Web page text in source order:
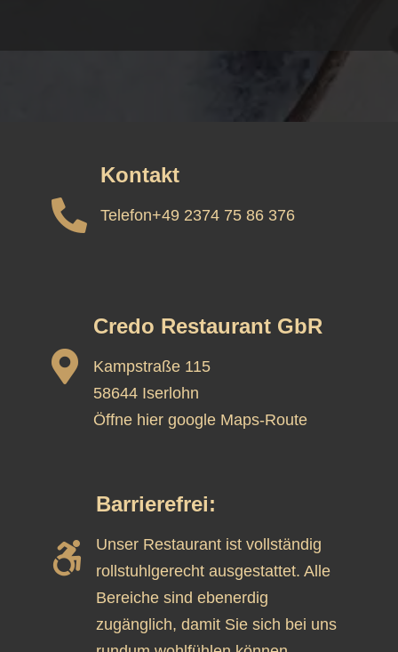

Kontakt
Telefon+49 2374 75 86 376

Credo Restaurant GbR
Kampstraße 115
58644 Iserlohn
Öffne hier google Maps-Route

Barrierefrei:
Unser Restaurant ist vollständig
rollstuhlgerecht ausgestattet. Alle
Bereiche sind ebenerdig
zugänglich, damit Sie sich bei uns